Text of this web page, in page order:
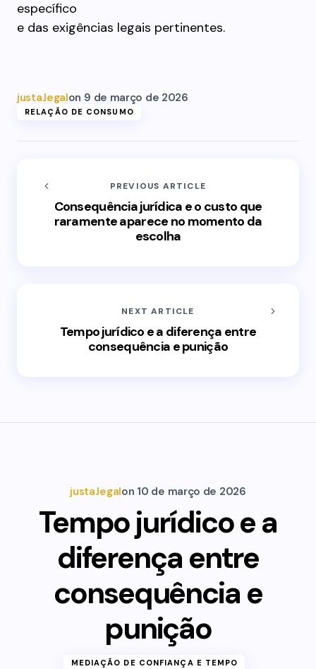
específico
e das exigências legais pertinentes.
justa.legalon 9 de março de 2026
RELAÇÃO DE CONSUMO
PREVIOUS ARTICLE
Consequência jurídica e o custo que
raramente aparece no momento da
escolha
NEXT ARTICLE
Tempo jurídico e a diferença entre
consequência e punição
justa.legalon 10 de março de 2026
Tempo jurídico e a
diferença entre
consequência e
punição
MEDIAÇÃO DE CONFIANÇA E TEMPO